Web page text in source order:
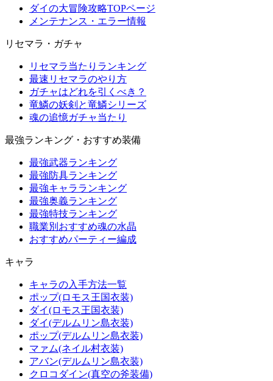
ダイの大冒険攻略TOPページ
メンテナンス・エラー情報
リセマラ・ガチャ
リセマラ当たりランキング
最速リセマラのやり方
ガチャはどれを引くべき？
竜鱗の妖剣と竜鱗シリーズ
魂の追憶ガチャ当たり
最強ランキング・おすすめ装備
最強武器ランキング
最強防具ランキング
最強キャラランキング
最強奥義ランキング
最強特技ランキング
職業別おすすめ魂の水晶
おすすめパーティー編成
キャラ
キャラの入手方法一覧
ポップ(ロモス王国衣装)
ダイ(ロモス王国衣装)
ダイ(デルムリン島衣装)
ポップ(デルムリン島衣装)
マァム(ネイル村衣装)
アバン(デルムリン島衣装)
クロコダイン(真空の斧装備)